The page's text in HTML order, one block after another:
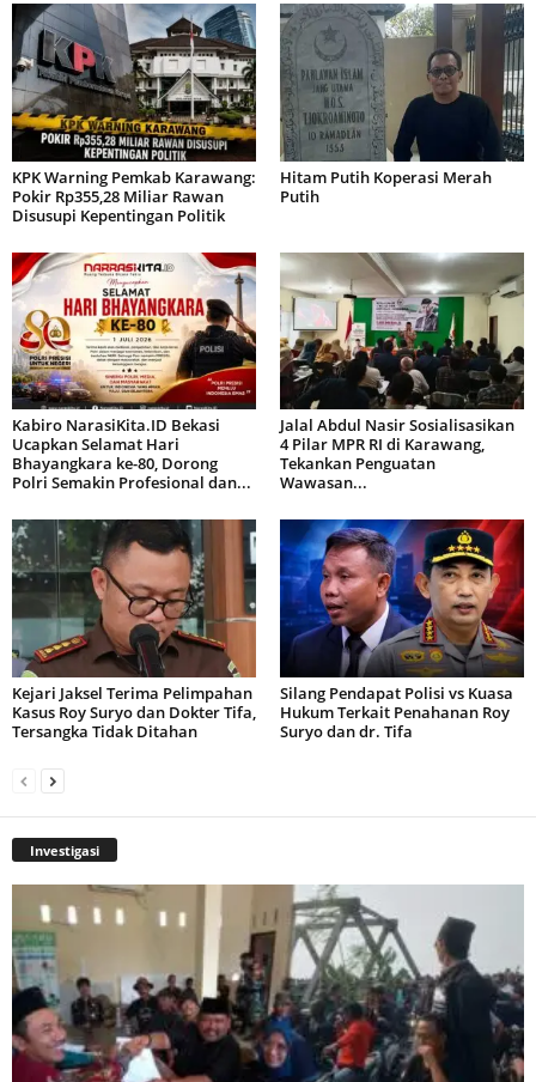
KPK Warning Pemkab Karawang:
Pokir Rp355,28 Miliar Rawan
Disusupi Kepentingan Politik
Hitam Putih Koperasi Merah
Putih
Kabiro NarasiKita.ID Bekasi
Ucapkan Selamat Hari
Bhayangkara ke-80, Dorong
Polri Semakin Profesional dan...
Jalal Abdul Nasir Sosialisasikan
4 Pilar MPR RI di Karawang,
Tekankan Penguatan
Wawasan...
Kejari Jaksel Terima Pelimpahan
Kasus Roy Suryo dan Dokter Tifa,
Tersangka Tidak Ditahan
Silang Pendapat Polisi vs Kuasa
Hukum Terkait Penahanan Roy
Suryo dan dr. Tifa
Investigasi